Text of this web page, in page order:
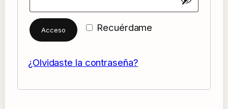
Recuérdame
Acceso
¿Olvidaste la contraseña?